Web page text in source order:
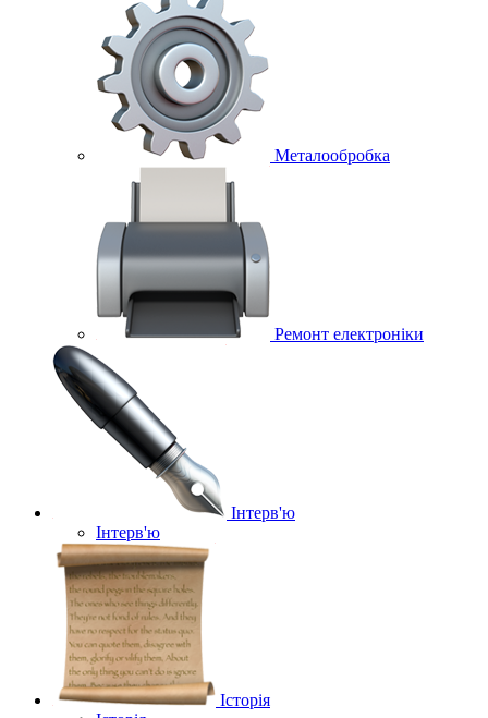
Металообробка
Ремонт електроніки
Інтерв'ю
Інтерв'ю
Історія